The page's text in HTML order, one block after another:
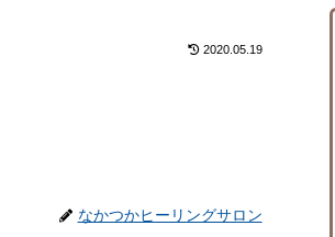
2020.05.19
なかつかヒーリングサロン